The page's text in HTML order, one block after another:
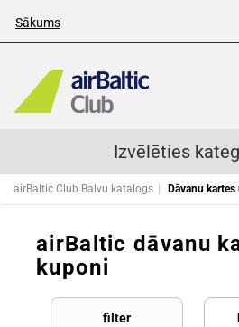
Sākums
Izvēlēties
airBaltic Club Balvu katalogs Dāvanu
airBaltic dāvanu
kuponi
filter